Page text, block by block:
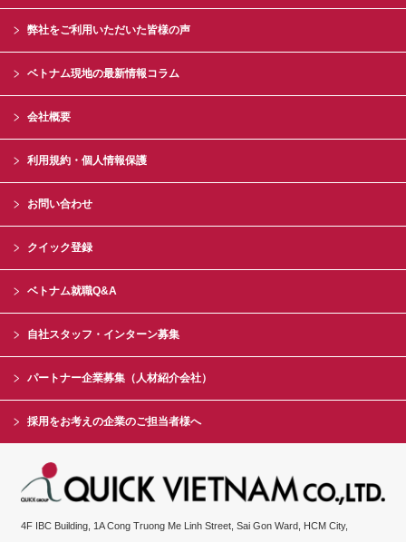
弊社をご利用いただいた皆様の声
ベトナム現地の最新情報コラム
会社概要
利用規約・個人情報保護
お問い合わせ
クイック登録
ベトナム就職Q&A
自社スタッフ・インターン募集
パートナー企業募集（人材紹介会社）
採用をお考えの企業のご担当者様へ
4F IBC Building, 1A Cong Truong Me Linh Street, Sai Gon Ward, HCM City,